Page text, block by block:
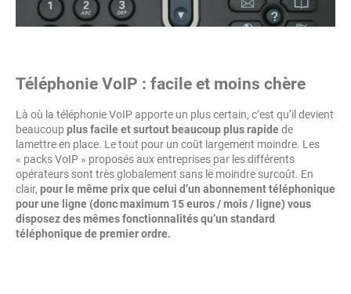
Téléphonie VoIP : facile et moins chère
Là où la téléphonie VoIP apporte un plus certain, c’est qu’il devient
beaucoup plus facile et surtout beaucoup plus rapidede
lamettre en place. Le tout pour un coût largement moindre. Les
« packs VoIP » proposés aux entreprises par les différents
opérateurs sont très globalement sans le moindre surcoût. En
clair, pour le même prix que celui d’un abonnement téléphonique
pour une ligne (donc maximum 15 euros / mois / ligne) vous
disposez des mêmes fonctionnalités qu’un standard
téléphonique de premier ordre.